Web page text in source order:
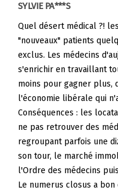
SYLVIE PA***S
Quel désert médical ?!
"nouveaux" patients
exclus. Les médecins
s'enrichir en travaillant
moins pour gagner plus,
l'économie libérale qui
Conséquences : les
ne pas retrouver des
regroupant parfois une
son tour, le marché
l'Ordre des médecins
Le numerus closus a